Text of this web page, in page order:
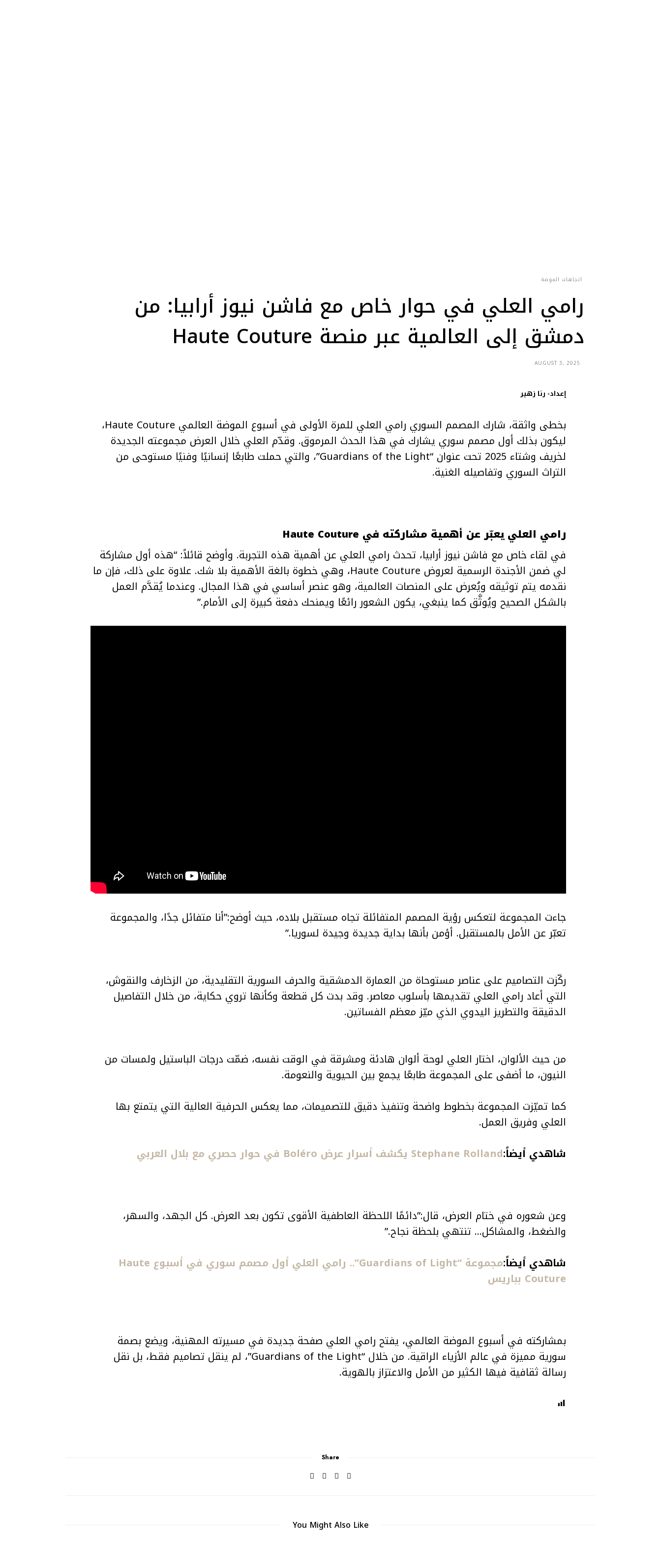
اتجاهات الموضة
رامي العلي في حوار خاص مع فاشن نيوز أرابيا: من
دمشق إلى العالمية عبر منصة Haute Couture
AUGUST 3, 2025
إعداد- رنا زهير
بخطى واثقة، شارك المصمم السوري رامي العلي للمرة الأولى في أسبوع الموضة العالمي Haute Couture،
ليكون بذلك أول مصمم سوري يشارك في هذا الحدث المرموق. وقدّم العلي خلال العرض مجموعته الجديدة
لخريف وشتاء 2025 تحت عنوان “Guardians of the Light”، والتي حملت طابعًا إنسانيًا وفنيًا مستوحى من
التراث السوري وتفاصيله الغنية.
رامي العلي يعبّر عن أهمية مشاركته في Haute Couture
في لقاء خاص مع فاشن نيوز أرابيا، تحدث رامي العلي عن أهمية هذه التجربة. وأوضح قائلاً: “هذه أول مشاركة
لي ضمن الأجندة الرسمية لعروض Haute Couture، وهي خطوة بالغة الأهمية بلا شك. علاوة على ذلك، فإن ما
نقدمه يتم توثيقه ويُعرض على المنصات العالمية، وهو عنصر أساسي في هذا المجال. وعندما يُقدَّم العمل
بالشكل الصحيح ويُوثَّق كما ينبغي، يكون الشعور رائعًا ويمنحك دفعة كبيرة إلى الأمام.”
جاءت المجموعة لتعكس رؤية المصمم المتفائلة تجاه مستقبل بلاده، حيث أوضح:”أنا متفائل جدًا، والمجموعة
تعبّر عن الأمل بالمستقبل. أؤمن بأنها بداية جديدة وجيدة لسوريا.”
ركّزت التصاميم على عناصر مستوحاة من العمارة الدمشقية والحرف السورية التقليدية، من الزخارف والنقوش،
التي أعاد رامي العلي تقديمها بأسلوب معاصر. وقد بدت كل قطعة وكأنها تروي حكاية، من خلال التفاصيل
الدقيقة والتطريز اليدوي الذي ميّز معظم الفساتين.
من حيث الألوان، اختار العلي لوحة ألوان هادئة ومشرقة في الوقت نفسه، ضمّت درجات الباستيل ولمسات من
النيون، ما أضفى على المجموعة طابعًا يجمع بين الحيوية والنعومة.
كما تميّزت المجموعة بخطوط واضحة وتنفيذ دقيق للتصميمات، مما يعكس الحرفية العالية التي يتمتع بها
العلي وفريق العمل.
شاهدي أيضاً:Stephane Rolland يكشف أسرار عرض Boléro في حوار حصري مع بلال العربي
وعن شعوره في ختام العرض، قال:”دائمًا اللحظة العاطفية الأقوى تكون بعد العرض. كل الجهد، والسهر،
والضغط، والمشاكل… تنتهي بلحظة نجاح.”
شاهدي أيضاً:
مجموعة “Guardians of Light”.. رامي العلي أول مصمم سوري في أسبوع Haute
Couture بباريس
بمشاركته في أسبوع الموضة العالمي، يفتح رامي العلي صفحة جديدة في مسيرته المهنية، ويضع بصمة
سورية مميزة في عالم الأزياء الراقية. من خلال “Guardians of the Light”، لم ينقل تصاميم فقط، بل نقل
رسالة ثقافية فيها الكثير من الأمل والاعتزاز بالهوية.
Share
You Might Also Like